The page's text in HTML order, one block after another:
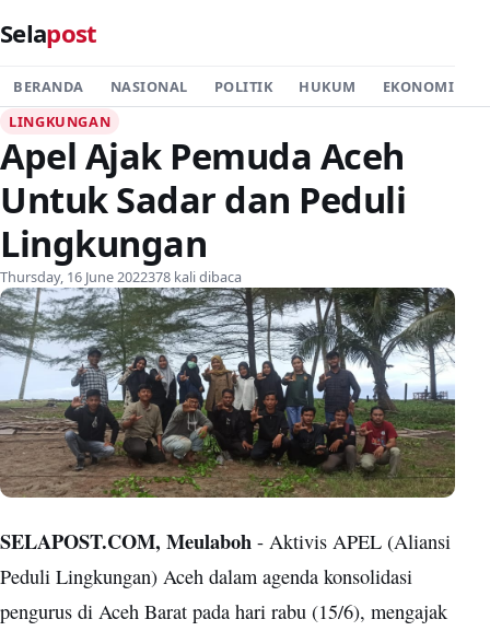
Selapost
BERANDA NASIONAL POLITIK HUKUM EKONOMI
LINGKUNGAN
Apel Ajak Pemuda Aceh
Untuk Sadar dan Peduli
Lingkungan
Thursday, 16 June 2022378 kali dibaca
SELAPOST.COM, Meulaboh - Aktivis APEL (Aliansi
Peduli Lingkungan) Aceh dalam agenda konsolidasi
pengurus di Aceh Barat pada hari rabu (15/6), mengajak